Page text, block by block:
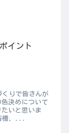
イント
くりで皆さんが
決めについて
いと思いま
槽、...